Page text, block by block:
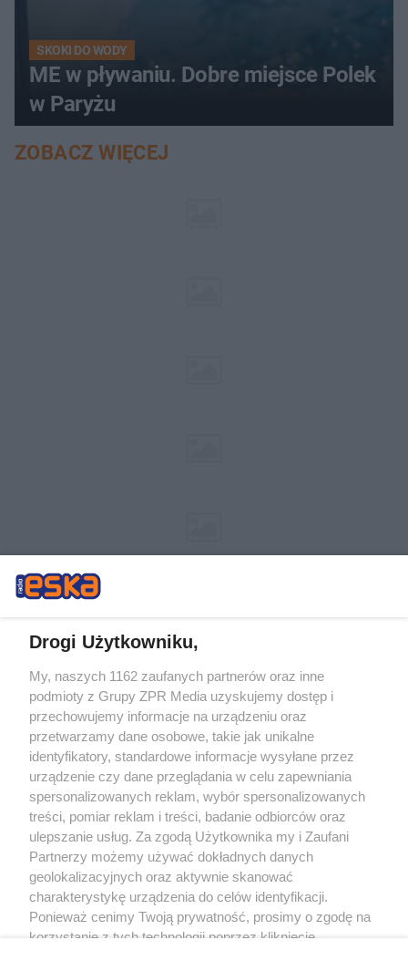
SKOKI DO WODY
ME w pływaniu. Dobre miejsce Polek
w Paryżu
ZOBACZ WIĘCEJ
Żaden utwór zamieszczony w serwisie nie może być powielany i
rozpowszechniany lub dalej rozpowszechniany w jakikolwiek sposób (w
tym także elektroniczny lub mechaniczny) na jakimkolwiek polu
eksploatacji w jakiejkolwiek formie, włącznie z umieszczaniem w Internecie
bez pisemnej zgody właściciela praw. Jakiekolwiek użycie lub
wykorzystanie utworów w całości lub w części z naruszeniem prawa, tzn.
bez właściwej zgody, jest zabronione pod groźbą kary i może być ścigane
prawnie.
O nas
Drogi Użytkowniku,
My, naszych 1162 zaufanych partnerów oraz inne
podmioty z Grupy ZPR Media uzyskujemy dostęp i
przechowujemy informacje na urządzeniu oraz
przetwarzamy dane osobowe, takie jak unikalne
identyfikatory, standardowe informacje wysyłane przez
urządzenie czy dane przeglądania w celu zapewniania
spersonalizowanych reklam, wybór spersonalizowanych
treści, pomiar reklam i treści, badanie odbiorców oraz
ulepszanie usług. Za zgodą Użytkownika my i Zaufani
Partnerzy możemy używać dokładnych danych
geolokalizacyjnych oraz aktywnie skanować
charakterystykę urządzenia do celów identyfikacji.
Ponieważ cenimy Twoją prywatność, prosimy o zgodę na
korzystanie z tych technologii poprzez kliknięcie